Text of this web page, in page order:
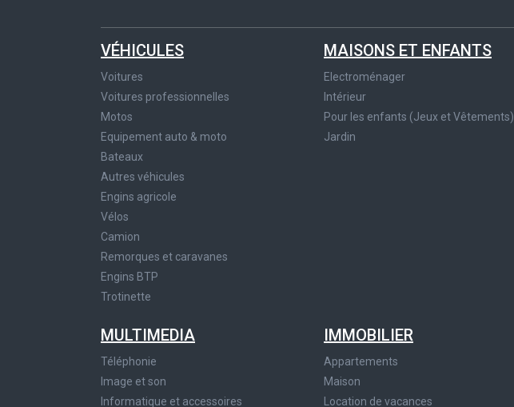
VÉHICULES
Voitures
Voitures professionnelles
Motos
Equipement auto & moto
Bateaux
Autres véhicules
Engins agricole
Vélos
Camion
Remorques et caravanes
Engins BTP
Trotinette
MAISONS ET ENFANTS
Electroménager
Intérieur
Pour les enfants (Jeux et Vêtements)
Jardin
MULTIMEDIA
Téléphonie
Image et son
Informatique et accessoires
IMMOBILIER
Appartements
Maison
Location de vacances